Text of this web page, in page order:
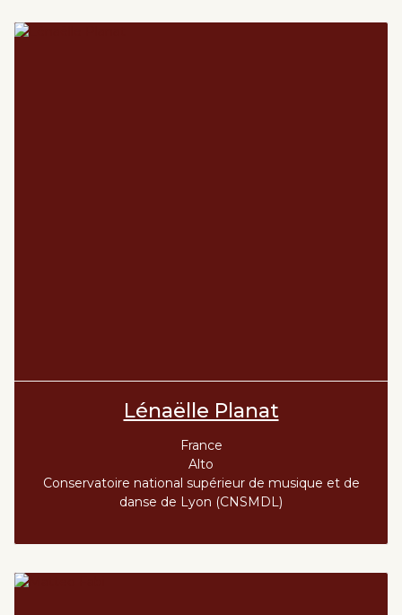
Lénaëlle Planat
France
Alto
Conservatoire national supérieur de musique et de
danse de Lyon (CNSMDL)